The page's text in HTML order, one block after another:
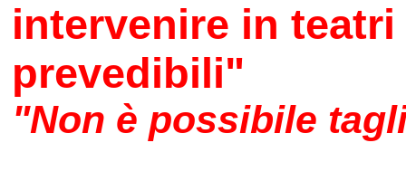
intervenire in
prevedibili"
"Non è possibile